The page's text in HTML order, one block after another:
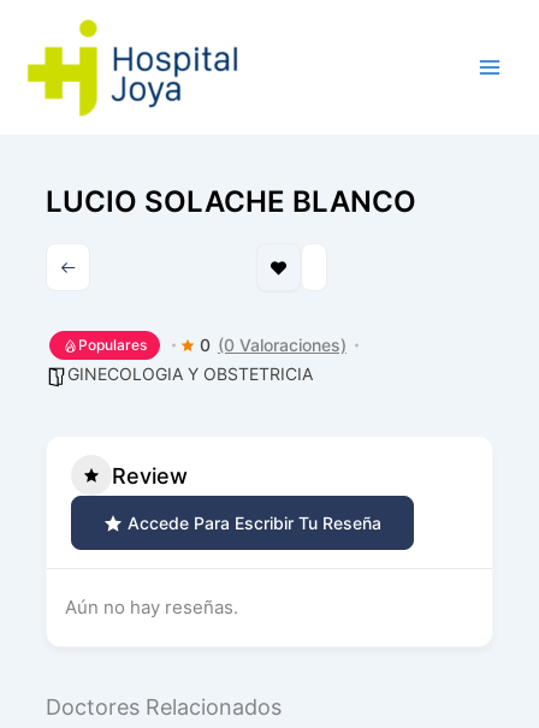
contenido
LUCIO SOLACHE BLANCO
Populares 0 (0 Valoraciones)
GINECOLOGIA Y OBSTETRICIA
Review
Accede Para Escribir Tu Reseña
Aún no hay reseñas.
Doctores Relacionados